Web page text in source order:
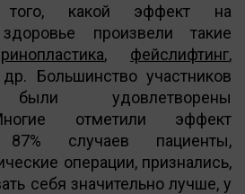
того, какой эффект на
здоровье произвели такие
ринопластика, фейслифтинг,
Большинство участников
были удовлетворены
отметили эффект
случаев пациенты,
операции, признались,
себя значительно лучше, у